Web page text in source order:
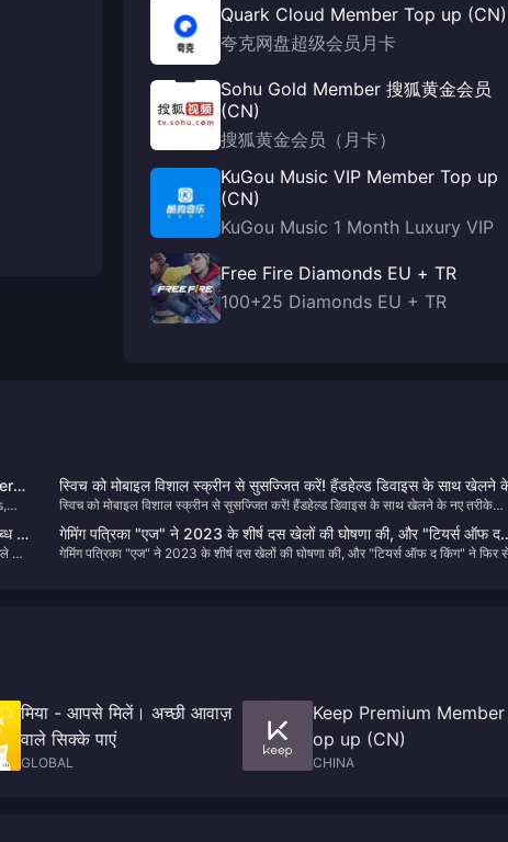
Quark Cloud Member Top up (CN)
夸克网盘超级会员月卡
Sohu Gold Member 搜狐黄金会员
(CN)
搜狐黄金会员（月卡）
KuGou Music VIP Member Top up
(CN)
KuGou Music 1 Month Luxury VIP
Free Fire Diamonds EU + TR
100+25 Diamonds EU + TR
स्विच को मोबाइल विशाल स्क्रीन से सुसज्जित करें! हैंडहेल्ड डिवाइस के साथ खेलने
नए तरीके अनलॉक करें, थंडरबर्ड एयर 2 स्मार्ट एआर ग्लास के साथ गहन अनुभव
स्विच को मोबाइल विशाल स्क्रीन से सुसज्जित करें! हैंडहेल्ड डिवाइस के साथ खेलने के नए तरीके
अनलॉक करें, थंडरबर्ड एयर 2 स्मार्ट एआर ग्लास के साथ गहन अनुभव
है
साल
गेमिंग पत्रिका "एज" ने 2023 के शीर्ष दस खेलों की घोषणा की, और "टियर्स ऑफ द
किंग" ने फिर से वर्ष का सर्वश्रेष्ठ गेम जीता।
गेमिंग पत्रिका "एज" ने 2023 के शीर्ष दस खेलों की घोषणा की, और "टियर्स ऑफ द किंग" ने फिर
मिया - आपसे मिलें। अच्छी आवाज़
वाले सिक्के पाएं
GLOBAL
Keep Premium Member
op up (CN)
CHINA